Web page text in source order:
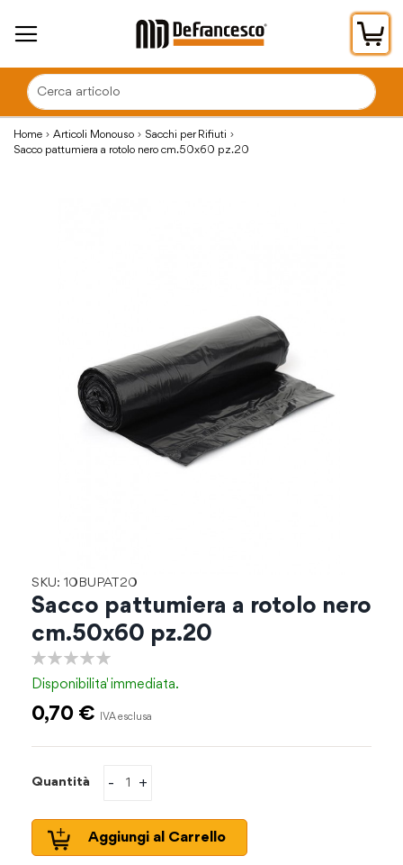
Home Articoli Monouso
Sacchi per Rifiuti
Sacco pattumiera a rotolo nero cm.50x60 pz.20
SKU: 10BUPAT20
Sacco pattumiera a rotolo nero
cm.50x60 pz.20
Disponibilita'immediata.
0,70 €
Quantità +
-
Aggiungi al Carrello
all'inizio
galleria